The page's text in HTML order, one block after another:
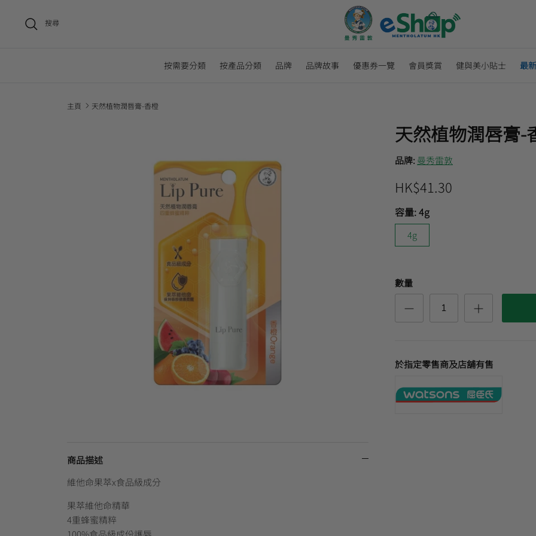
搜尋
按需要分類 按產品分類 品牌 品牌故事 優惠券一覽 會員獎賞 健與美小貼士 最
主頁 天然植物潤唇膏-香橙
商品描述
維他命果萃x食品級成分
果萃維他命精華
4重蜂蜜精粹
天然植物潤唇膏-
品牌: 曼秀雷敦
HK$41.30
容量:4g
4g
數量
於指定零售商及店舖有售